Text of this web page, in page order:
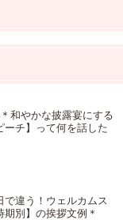
和やかな披露宴にする
ーチ】って何を話した
違う！ウェルカムス
別】の挨拶文例＊